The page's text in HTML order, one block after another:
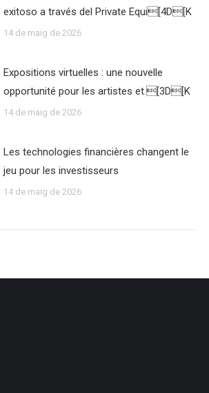
exitoso a través del Private Equi[4D[K
14 de maig de 2026
Expositions virtuelles : une nouvelle
opportunité pour les artistes et.[3D[K
14 de maig de 2026
Les technologies financières changent le
jeu pour les investisseurs
14 de maig de 2026